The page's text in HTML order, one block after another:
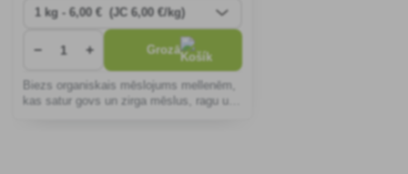
− + Grozā
Biezs organiskais mēslojums mellenēm,
kas satur govs un zirga mēslus, ragu un